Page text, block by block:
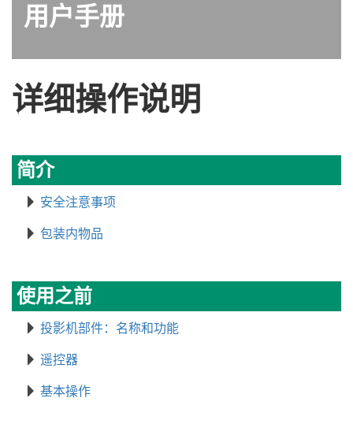
用户手册
详细操作说明
简介
安全注意事项
包装内物品
使用之前
投影机部件：名称和功能
遥控器
基本操作